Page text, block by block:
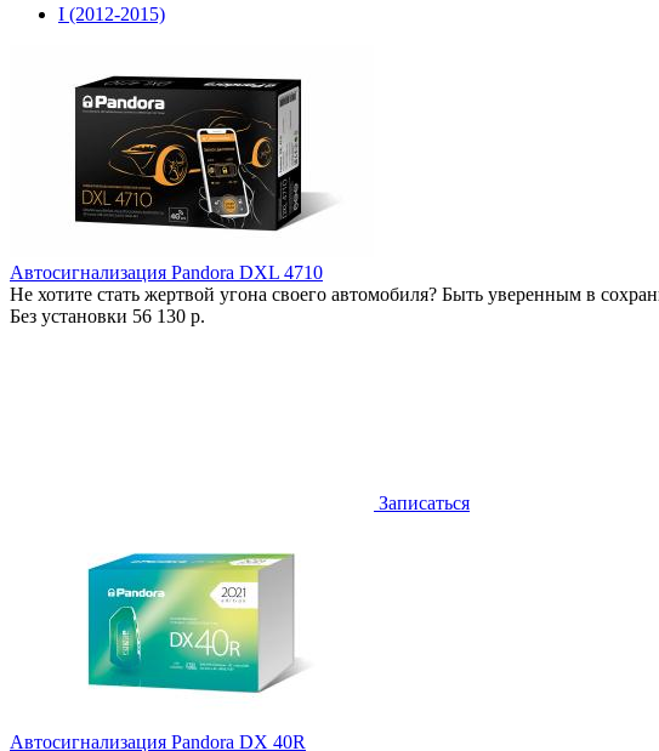
I (2012-2015)
Автосигнализация Pandora DXL 4710
Не хотите стать жертвой угона своего автомобиля? Быть уверенным в
Без установки 56 130 р.
Записаться
Автосигнализация Pandora DX 40R